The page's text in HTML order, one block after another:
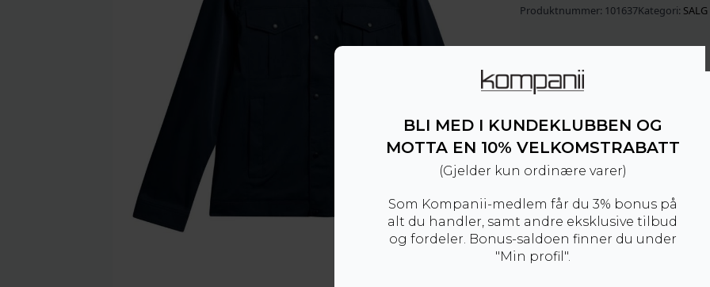
Produktnummer: 101637Kategori: SALG
BLI MED I KUNDEKLUBBEN OG
MOTTA EN 10% VELKOMSTRABATT
(Gjelder kun ordinære varer)
Som Kompanii-medlem får du 3% bonus på
alt du handler, samt andre eksklusive tilbud
og fordeler. Bonus-saldoen finner du under
"Min profil".